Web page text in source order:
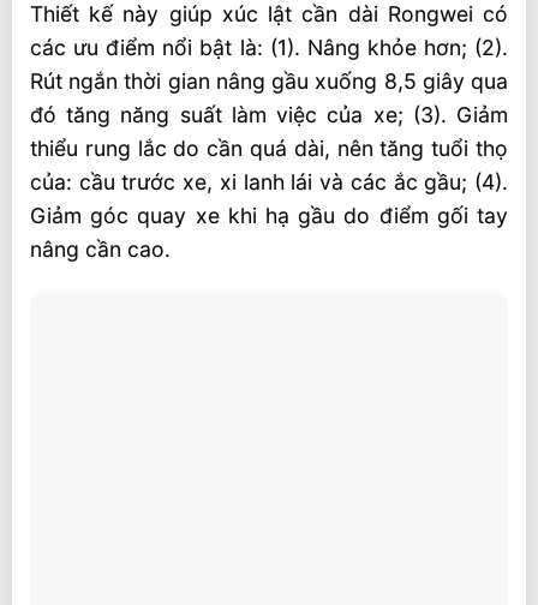
Thiết kế này giúp xúc lật cần dài Rongwei có
các ưu điểm nổi bật là: (1). Nâng khỏe hơn; (2).
Rút ngắn thời gian nâng gầu xuống 8,5 giây qua
đó tăng năng suất làm việc của xe; (3). Giảm
thiểu rung lắc do cần quá dài, nên tăng tuổi thọ
của: cầu trước xe, xi lanh lái và các ắc gầu; (4).
Giảm góc quay xe khi hạ gầu do điểm gối tay
nâng cần cao.